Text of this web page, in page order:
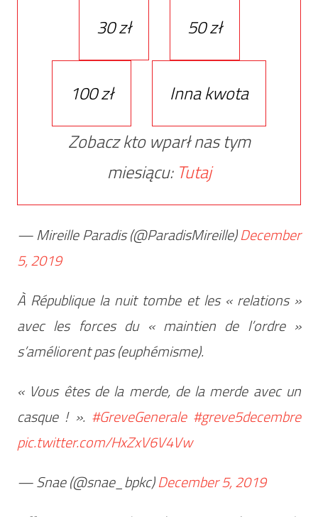
30 zł 50 zł
100 zł
Inna kwota
Zobacz kto wparł nas tym
miesiącu: Tutaj
— Mireille Paradis (@ParadisMireille)December
5, 2019
À République la nuit tombe et les « relations »
avec les forces du « maintien de l’ordre »
s’améliorent pas (euphémisme).
« Vous êtes de la merde, de la merde avec un
casque ! ». #GreveGenerale #greve5decembre
pic.twitter.com/HxZxV6V4Vw
— Snae (@snae_bpkc)December 5, 2019